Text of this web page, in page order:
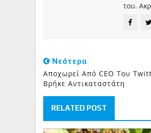
του.
Νεότερα
Αποχωρεί Από CEO Του
Βρήκε Αντικαταστάτη
RELATED POST